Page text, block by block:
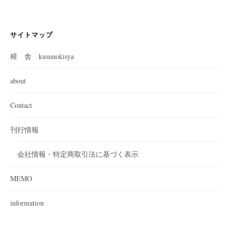
サイトマップ
樟 舎 kusunokisya
about
Contact
刊行情報
会社情報・特定商取引法に基づく表示
MEMO
information